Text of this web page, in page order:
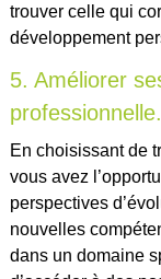
trouver celle qui
développement
5. Améliorer
professionnelle.
En choisissant de
vous avez
perspectives
nouvelles
dans un domaine